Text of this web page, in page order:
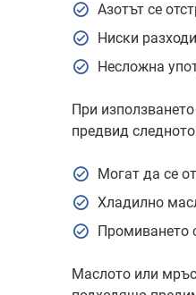
Азотът се
Ниски
Несложна
При
предвид
Могат да се
Хладилно
Промиването
Маслото или